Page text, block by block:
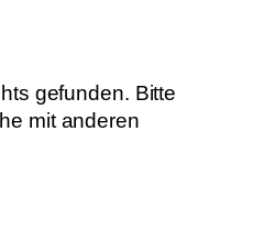
gefunden. Bitte
mit anderen